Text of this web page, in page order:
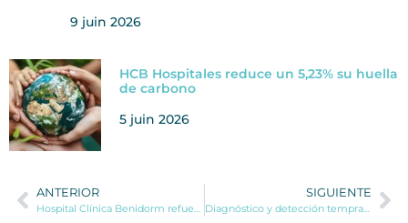
9 juin 2026
HCB Hospitales reduce un 5,23% su huella
de carbono
5 juin 2026
ANTERIOR
Hospital Clínica Benidorm refuerza su Servicio de Rehabilitación y Fisioterapia con la incorporación del Dr. Fernando Verdú
SIGUIENTE
Diagnóstico y detección temprana de la Enfermedad de Parkinson